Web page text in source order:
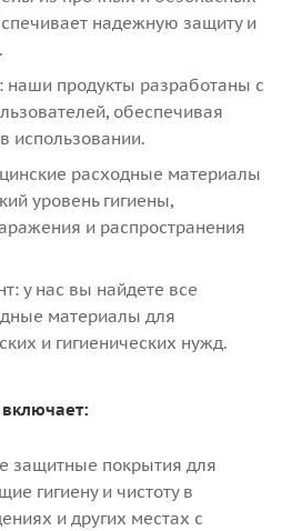
надежную защиту и
наши продукты разработаны с
обеспечивая
использовании.
расходные материалы
уровень гигиены,
и распространения
у нас вы найдете все
материалы для
и гигиенических нужд.
включает:
защитные покрытия для
гигиену и чистоту в
и других местах с